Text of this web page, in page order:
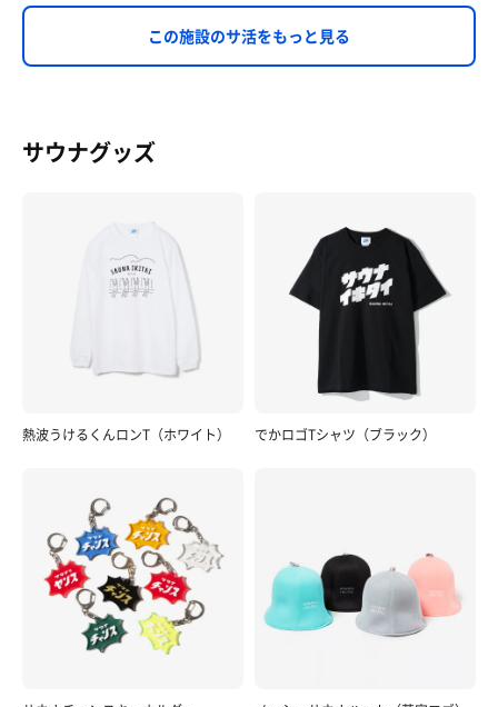
この施設のサ活をもっと見る
サウナグッズ
熱波うけるくんロンT（ホワイト） でかロゴTシャツ（ブラック）